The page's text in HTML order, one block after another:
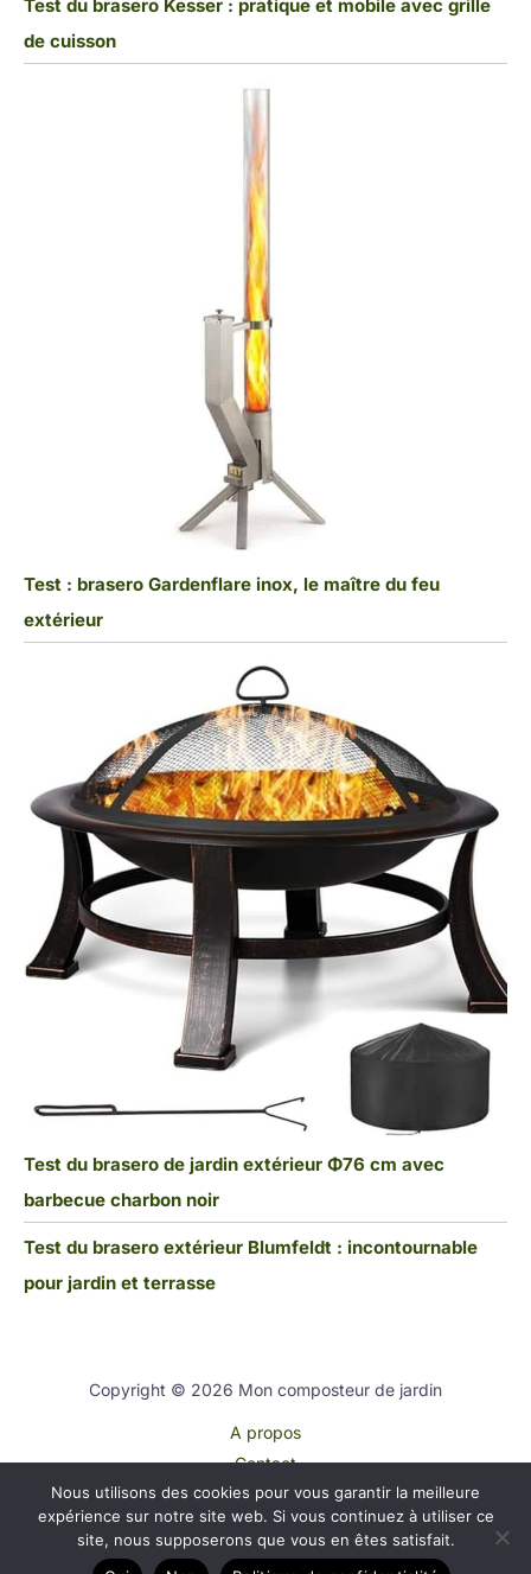
Test du brasero Kesser : pratique et mobile avec grille
de cuisson
Test : brasero Gardenflare inox, le maître du feu
extérieur
Test du brasero de jardin extérieur Φ76 cm avec
barbecue charbon noir
Test du brasero extérieur Blumfeldt : incontournable
pour jardin et terrasse
Copyright © 2026 Mon composteur de jardin
A propos
Contact
Plan du site
Mentions légales
Politique de confidentialité
Nous utilisons des cookies pour vous garantir la meilleure
expérience sur notre site web. Si vous continuez à utiliser ce
site, nous supposerons que vous en êtes satisfait.